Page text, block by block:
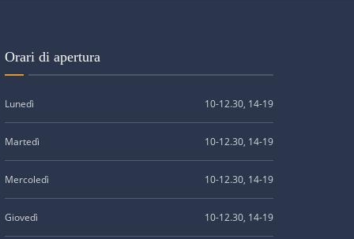
Orari di apertura
Lunedì 10-12.30, 14-19
Martedì 10-12.30, 14-19
Mercoledì 10-12.30, 14-19
Giovedì 10-12.30, 14-19